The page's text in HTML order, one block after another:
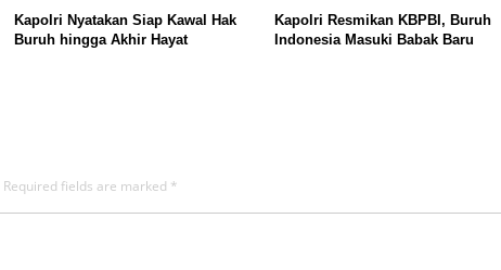
Kapolri Nyatakan Siap Kawal Hak
Buruh hingga Akhir Hayat
Kapolri Resmikan KBPBI, Buruh
Indonesia Masuki Babak Baru
Required fields are marked *